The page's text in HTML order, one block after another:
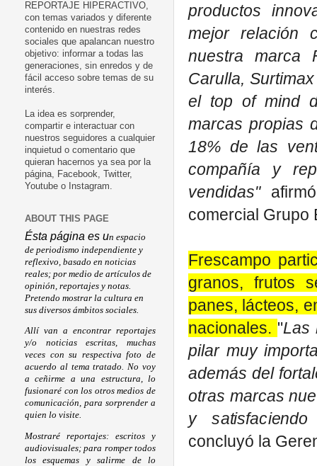
productos
mejor relación
nuestra marca
Carulla,
el top of mind
marcas propias
18% de las
compañía y
vendidas"
comercial
Frescampo
granos, frutos
panes, lácteos,
nacionales. "Las
pilar muy
además del
otras marcas
y
concluyó la
REPORTAJE HIPERACTIVO,
con temas variados y diferente
contenido en nuestras redes
sociales que apalancan nuestro
objetivo: informar a todas las
generaciones, sin enredos y de
fácil acceso sobre temas de su
interés.
La idea es sorprender,
compartir e interactuar con
nuestros seguidores a cualquier
inquietud o comentario que
quieran hacernos ya sea por la
página, Facebook, Twitter,
Youtube o Instagram.
ABOUT THIS PAGE
Ésta página es un espacio
de periodismo independiente y
reflexivo, basado en noticias
reales; por medio de artículos de
opinión, reportajes y notas.
Pretendo mostrar la cultura en
sus diversos ámbitos sociales.
Allí van a encontrar reportajes
y/o noticias escritas, muchas
veces con su respectiva foto de
acuerdo al tema tratado. No voy
a ceñirme a una estructura, lo
fusionaré con los otros medios de
comunicación, para sorprender a
quien lo visite.
Mostraré reportajes: escritos y
audiovisuales; para romper todos
los esquemas y salirme de lo